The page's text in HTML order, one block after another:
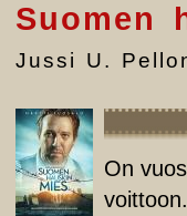
Suomen
Jussi U.
On